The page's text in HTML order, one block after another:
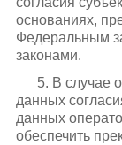
основаниях,
Федеральным
законами.
5. В случае
данных
данных
обеспечить